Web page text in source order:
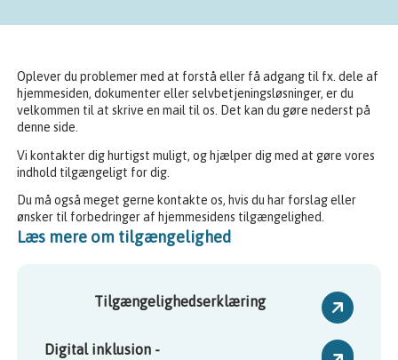
Oplever du problemer med at forstå eller få adgang til fx. dele af
hjemmesiden, dokumenter eller selvbetjeningsløsninger, er du
velkommen til at skrive en mail til os. Det kan du gøre nederst på
denne side.
Vi kontakter dig hurtigst muligt, og hjælper dig med at gøre vores
indhold tilgængeligt for dig.
Du må også meget gerne kontakte os, hvis du har forslag eller
ønsker til forbedringer af hjemmesidens tilgængelighed.
Læs mere om tilgængelighed
Tilgængelighedserklæring
Digital inklusion -